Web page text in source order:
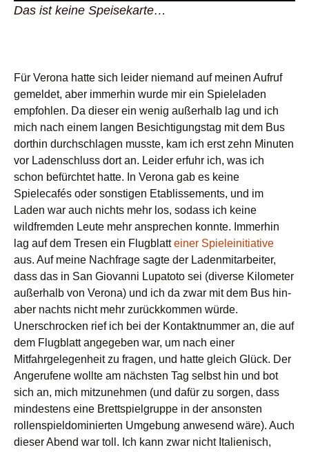
Das ist keine Speisekarte…
Für Verona hatte sich leider niemand auf meinen Aufruf
gemeldet, aber immerhin wurde mir ein Spieleladen
empfohlen. Da dieser ein wenig außerhalb lag und ich
mich nach einem langen Besichtigungstag mit dem Bus
dorthin durchschlagen musste, kam ich erst zehn Minuten
vor Ladenschluss dort an. Leider erfuhr ich, was ich
schon befürchtet hatte. In Verona gab es keine
Spielecafés oder sonstigen Etablissements, und im
Laden war auch nichts mehr los, sodass ich keine
wildfremden Leute mehr ansprechen konnte. Immerhin
lag auf dem Tresen ein Flugblatteiner Spieleinitiative
aus. Auf meine Nachfrage sagte der Ladenmitarbeiter,
dass das in San Giovanni Lupatoto sei (diverse Kilometer
außerhalb von Verona) und ich da zwar mit dem Bus hin-
aber nachts nicht mehr zurückkommen würde.
Unerschrocken rief ich bei der Kontaktnummer an, die auf
dem Flugblatt angegeben war, um nach einer
Mitfahrgelegenheit zu fragen, und hatte gleich Glück. Der
Angerufene wollte am nächsten Tag selbst hin und bot
sich an, mich mitzunehmen (und dafür zu sorgen, dass
mindestens eine Brettspielgruppe in der ansonsten
rollenspieldominierten Umgebung anwesend wäre). Auch
dieser Abend war toll. Ich kann zwar nicht Italienisch,